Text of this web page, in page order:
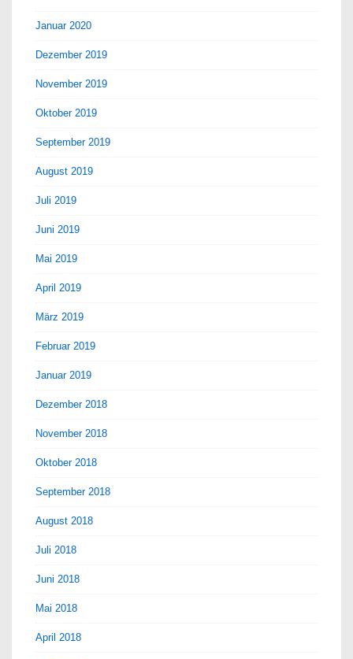
Januar 2020
Dezember 2019
November 2019
Oktober 2019
September 2019
August 2019
Juli 2019
Juni 2019
Mai 2019
April 2019
März 2019
Februar 2019
Januar 2019
Dezember 2018
November 2018
Oktober 2018
September 2018
August 2018
Juli 2018
Juni 2018
Mai 2018
April 2018